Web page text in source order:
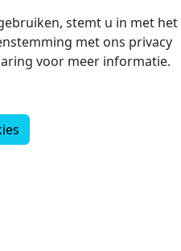
stemt u in met het
met ons privacy
voor meer informatie.